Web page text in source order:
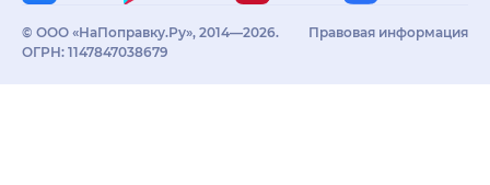
© ООО «НаПоправку.Ру», 2014—2026.
ОГРН: 1147847038679
Правовая информация